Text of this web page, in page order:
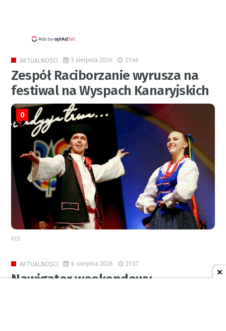
AKTUALNOŚCI 5 sierpnia 2026 21:46
Zespół Raciborzanie wyrusza na
festiwal na Wyspach Kanaryjskich
0
RED.
AKTUALNOŚCI 6 sierpnia 2026 21:57
Nawigator weekendowy